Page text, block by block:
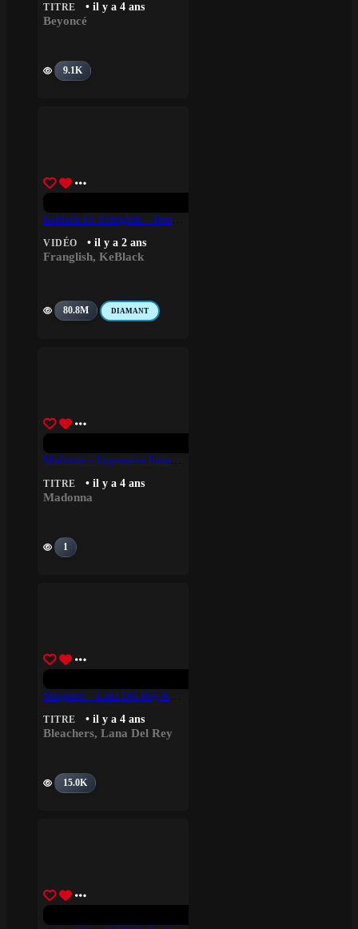
TITRE • il y a 4 ans
Beyoncé
9.1K
VIDÉO • il y a 2 ans
Franglish, KeBlack
80.8M DIAMANT
TITRE • il y a 4 ans
Madonna
1
TITRE • il y a 4 ans
Bleachers, Lana Del Rey
15.0K